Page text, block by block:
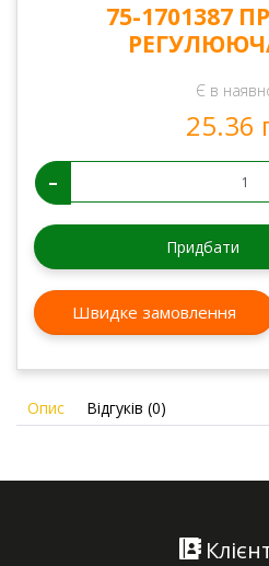
75-1701387
Є в
25.36
-
Придбати
Швидке замовлення
Опис Відгуків (0)